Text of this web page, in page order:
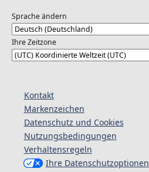
Sprache ändern
Ihre Zeitzone
Kontakt
Markenzeichen
Datenschutz und Cookies
Nutzungsbedingungen
Verhaltensregeln
Ihre Datenschutzoptionen